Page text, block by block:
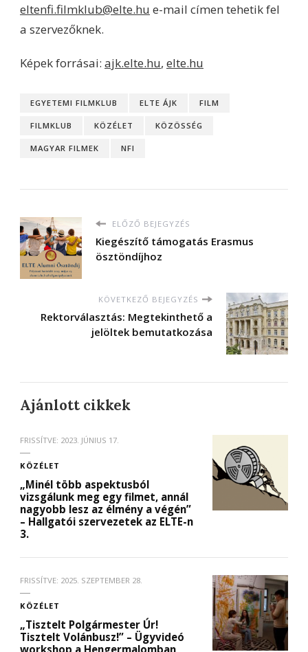
eltenfi.filmklub@elte.hu e-mail címen tehetik fel
a szervezőknek.
Képek forrásai: ajk.elte.hu, elte.hu
EGYETEMI FILMKLUB ELTE ÁJK FILM
FILMKLUB KÖZÉLET KÖZÖSSÉG
MAGYAR FILMEK NFI
ELŐZŐ BEJEGYZÉS
Kiegészítő támogatás Erasmus
ösztöndíjhoz
KÖVETKEZŐ BEJEGYZÉS
Rektorválasztás: Megtekinthető a
jelöltek bemutatkozása
Ajánlott cikkek
FRISSÍTVE: 2023. JÚNIUS 17.
KÖZÉLET
„Minél több aspektusból
vizsgálunk meg egy filmet, annál
nagyobb lesz az élmény a végén”
– Hallgatói szervezetek az ELTE-n
3.
FRISSÍTVE: 2025. SZEPTEMBER 28.
KÖZÉLET
„Tisztelt Polgármester Úr!
Tisztelt Volánbusz!” – Ügyvideó
workshop a Hengermalomban